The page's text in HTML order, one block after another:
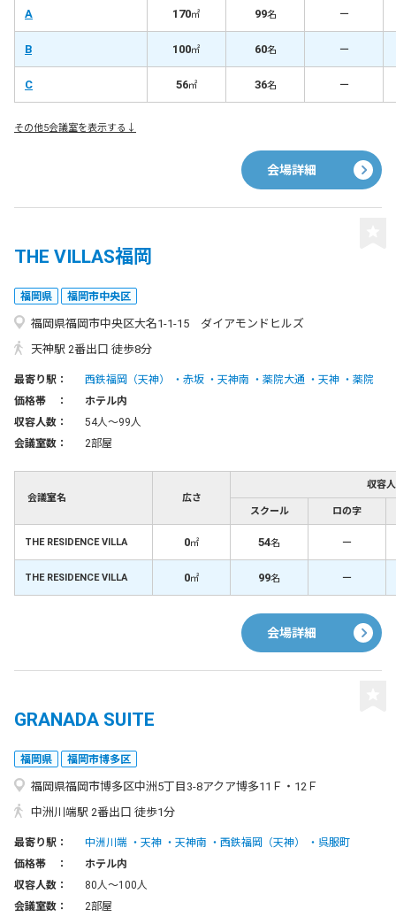
A 170㎡ 99名 －
B 100㎡ 60名 －
C 56㎡ 36名 －
その他5会議室を表示する↓
会場詳細
THE VILLAS福岡
福岡県 福岡市中央区
福岡県福岡市中央区大名1-1-15 ダイアモンドヒルズ
天神駅 2番出口 徒歩8分
最寄り駅： 西鉄福岡（天神） 赤坂 天神南 薬院大通 天神
薬院
価格帯 ：
ホテル内
収容人数：
54人〜99人
会議室数：
2部屋
会議室名 広さ
収容
スクール ロの字
THE RESIDENCE VILLA 0㎡ 54名 －
THE RESIDENCE VILLA 0㎡ 99名 －
会場詳細
GRANADA SUITE
福岡県 福岡市博多区
福岡県福岡市博多区中洲5丁目3-8アクア博多11Ｆ・12Ｆ
中洲川端駅 2番出口 徒歩1分
最寄り駅： 中洲川端 天神 天神南 西鉄福岡（天神）
呉服町
価格帯 ：
ホテル内
収容人数：
80人〜100人
会議室数：
2部屋